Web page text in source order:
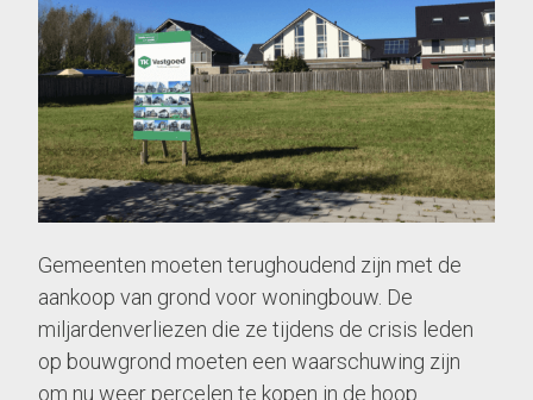
Gemeenten moeten terughoudend zijn met de
aankoop van grond voor woningbouw. De
miljardenverliezen die ze tijdens de crisis leden
op bouwgrond moeten een waarschuwing zijn
om nu weer percelen te kopen in de hoop